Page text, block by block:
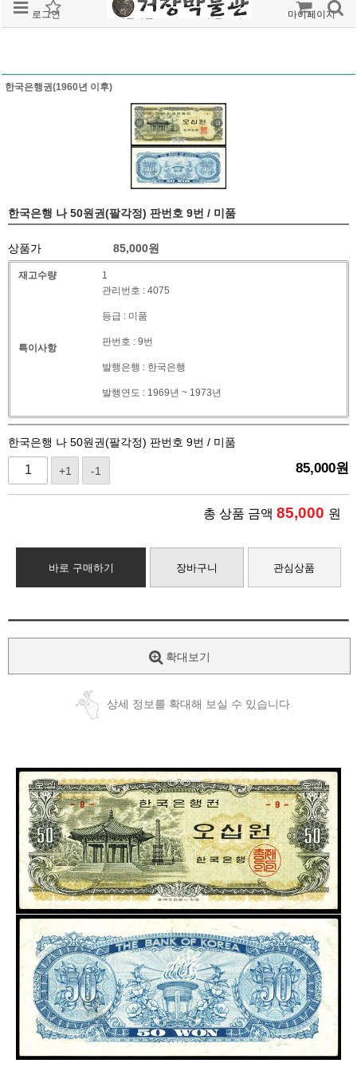
로그인 회원가입 주문조회 마이페이지
한국은행권(1960년 이후)
한국은행 나 50원권(팔각정) 판번호 9번 / 미품
상품가 85,000원
재고수량 1
특이사항
관리번호 : 4075
등급 : 미품
판번호 : 9번
발행은행 : 한국은행
발행연도 : 1969년 ~ 1973년
한국은행 나 50원권(팔각정) 판번호 9번 / 미품
+1 -1 85,000원
총 상품 금액 85,000 원
바로 구매하기 장바구니 관심상품
확대보기
상세 정보를 확대해 보실 수 있습니다